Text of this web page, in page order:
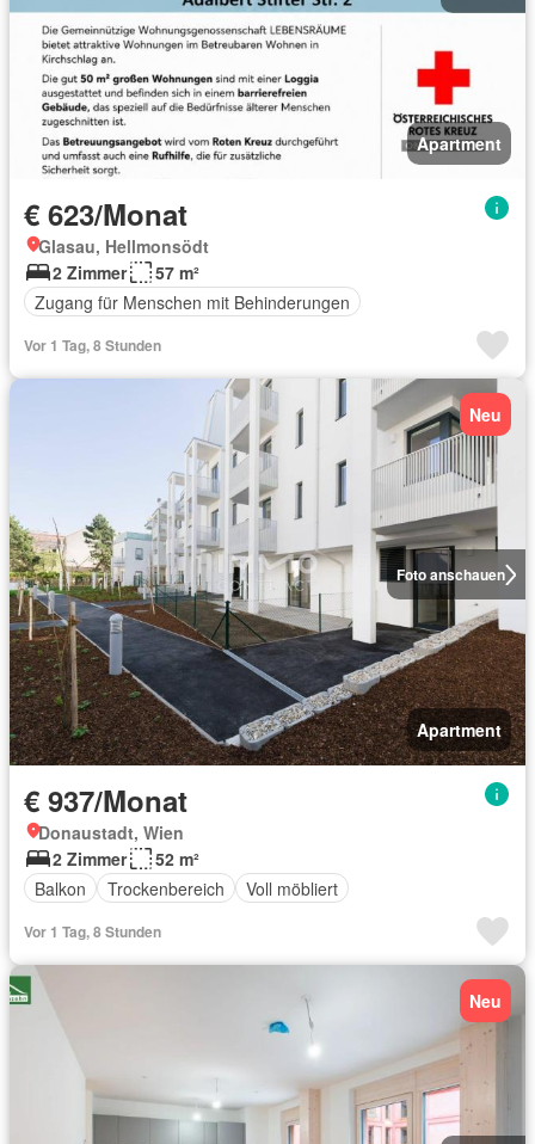
Apartment
€ 623/Monat
Glasau, Hellmonsödt
2 Zimmer
57 m²
Zugang für Menschen mit Behinderungen
Vor 1 Tag, 8 Stunden
Foto anschauen
Neu
Apartment
€ 937/Monat
Donaustadt, Wien
2 Zimmer
52 m²
Balkon
Trockenbereich Voll möbliert
Vor 1 Tag, 8 Stunden
Neu